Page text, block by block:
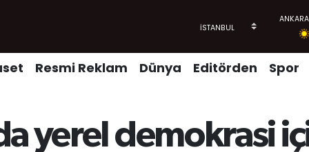
Resmi Reklam Dünya Editörden Spor
yerel demokrasi